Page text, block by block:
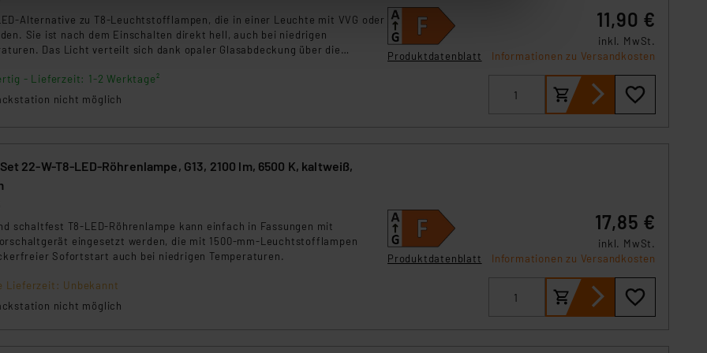
Rechtmäßigkeit der Speicherung, Abrufung und Weiterverarbeitung dieser Daten zur
zum Zeitpunkt des Widerrufs bleibt hiervon unberührt. Ihre Browser-Einstellungen können
nicht längerfristig gespeichert werden und dieses Banner erneut angezeigt wird.
eingestuft wird. So besteht etwa das Risiko, dass US-Behörden personenbezogene
verarbeiten, ohne dass hiergegen Klagemöglichkeiten für Europäer bestehen.
Dienstleistern stützt sich auf die Standarddatenschutzklauseln der Europäischen
Beurteilung der mit der Datenübermittlung, insbesondere der Art der übermittelten
Alternative zu T8-Leuchtstofflampen, die in einer Leuchte mit VVG oder
Sie ist nach dem Einschalten direkt hell, auch bei niedrigen
Das Licht verteilt sich dank opaler Glasabdeckung über die
- Lieferzeit: 1-2 Werktage²
nicht möglich
Produktdatenblatt
11,90 €
inkl. MwSt.
Informationen zu Versandkosten
22-W-T8-LED-Röhrenlampe, G13, 2100 lm, 6500 K, kaltweiß,
schaltfest T8-LED-Röhrenlampe kann einfach in Fassungen mit
eingesetzt werden, die mit 1500-mm-Leuchtstofflampen
Sofortstart auch bei niedrigen Temperaturen.
Lieferzeit: Unbekannt
nicht möglich
Produktdatenblatt
17,85 €
inkl. MwSt.
Informationen zu Versandkosten